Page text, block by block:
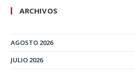
ARCHIVOS
AGOSTO 2026
JULIO 2026